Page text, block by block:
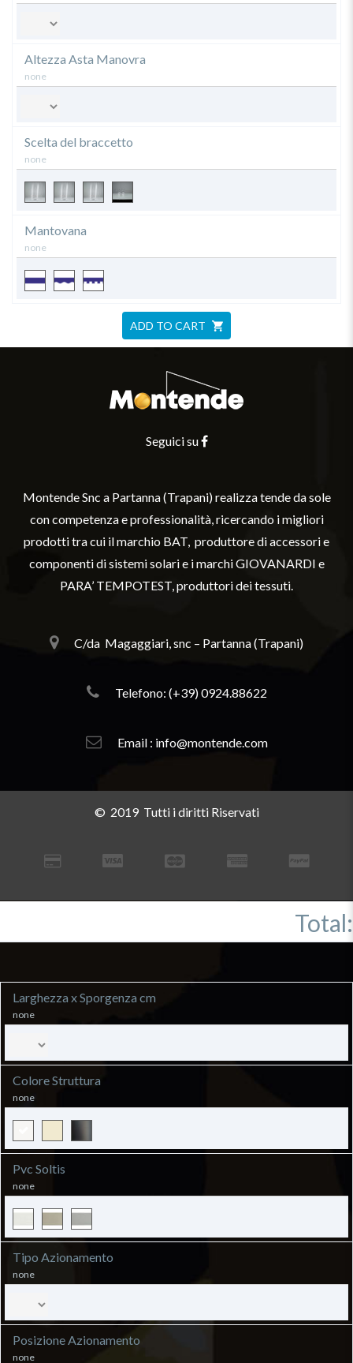
Altezza Asta Manovra
none
Scelta del braccetto
none
Mantovana
none
ADD TO CART
Seguici su
Montende Snc a Partanna (Trapani) realizza tende da sole
con competenza e professionalità, ricercando i migliori
prodotti tra cui il marchio BAT, produttore di accessori e
componenti di sistemi solari e i marchi GIOVANARDI e
PARA’ TEMPOTEST, produttori dei tessuti.
C/da Magaggiari, snc – Partanna (Trapani)
Telefono: (+39) 0924.88622
Email : info@montende.com
© 2019 Tutti i diritti Riservati
Larghezza x Sporgenza cm
none
Colore Struttura
none
Pvc Soltis
none
Tipo Azionamento
none
Posizione Azionamento
none
Total: